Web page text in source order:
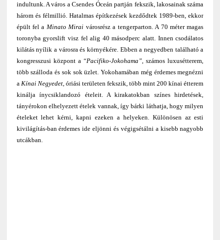
indultunk. A város a Csendes Óceán partján fekszik, lakosainak száma
három és félmillió. Hatalmas építkezések kezdődtek 1989-ben, ekkor
épült fel a Minato Mirai városrész a tengerparton. A 70 méter magas
toronyba gyorslift visz fel alig 40 másodperc alatt. Innen csodálatos
kilátás nyílik a városra és környékére. Ebben a negyedben található a
kongresszusi központ a“Pacifiko-Jokohama”, számos luxusétterem,
több szálloda és sok sok üzlet. Yokohamában még érdemes megnézni
a Kínai Negyedet, óriási területen fekszik, több mint 200 kínai étterem
kinálja ínycsiklandozó ételeit. A kirakatokban színes hirdetések,
tányérokon elhelyezett ételek vannak, így bárki láthatja, hogy milyen
ételeket lehet kérni, kapni ezeken a helyeken. Különösen az esti
kivilágítás-ban érdemes ide eljönni és végigsétálni a kisebb nagyobb
utcákban.